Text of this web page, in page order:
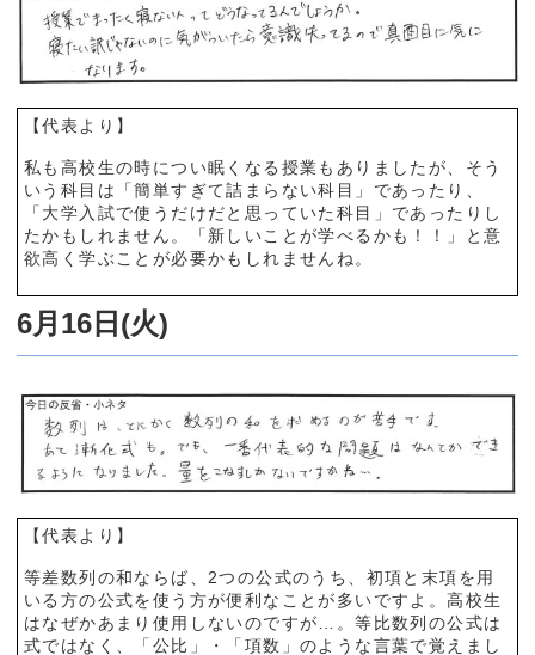
【代表より】
私も高校生の時につい眠くなる授業もありましたが、そう
いう科目は「簡単すぎて詰まらない科目」であったり、
「大学入試で使うだけだと思っていた科目」であったりし
たかもしれません。「新しいことが学べるかも！！」と意
欲高く学ぶことが必要かもしれませんね。
6月16日(火)
【代表より】
等差数列の和ならば、2つの公式のうち、初項と末項を用
いる方の公式を使う方が便利なことが多いですよ。高校生
はなぜかあまり使用しないのですが…。等比数列の公式は
式ではなく、「公比」・「項数」のような言葉で覚えまし